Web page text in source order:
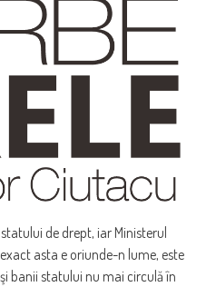
de drept, iar Ministerul
asta e oriunde-n lume, este
banii statului nu mai circulă în